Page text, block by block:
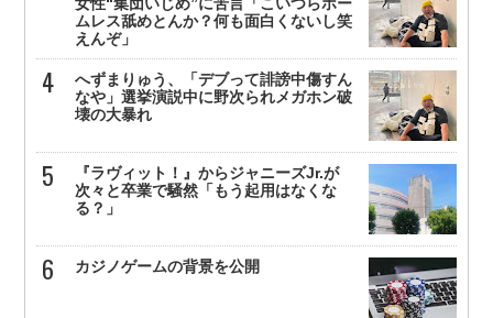
ムレス舐めとんか？何も面白くないし笑
えんぞ」
へずまりゅう、「デブって誹謗中傷すん
なや」選挙演説中に野次られメガホン破
壊の大暴れ
『ラヴィット！』からジャニーズJr.が
次々と卒業で騒然「もう起用はなくな
る？」
カジノゲームの背景を公開